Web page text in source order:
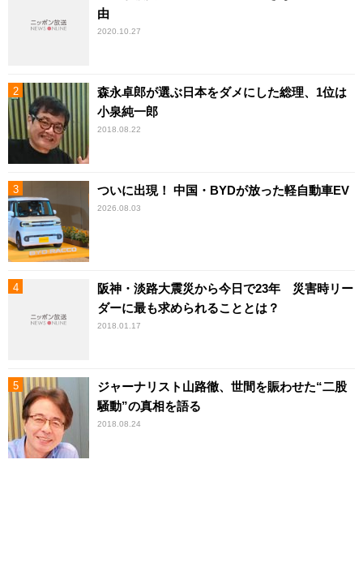
由
2020.10.27
森永卓郎が選ぶ日本をダメにした総理、1位は
小泉純一郎
2018.08.22
ついに出現！ 中国・BYDが放った軽自動車EV
2026.08.03
阪神・淡路大震災から今日で23年 災害時リー
ダーに最も求められることとは？
2018.01.17
ジャーナリスト山路徹、世間を賑わせた“二股
騒動”の真相を語る
2018.08.24